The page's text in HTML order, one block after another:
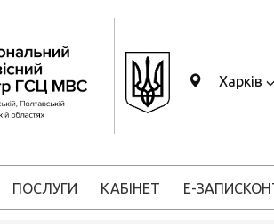
Харків
ПОСЛУГИ КАБІНЕТ Е-ЗАПИС